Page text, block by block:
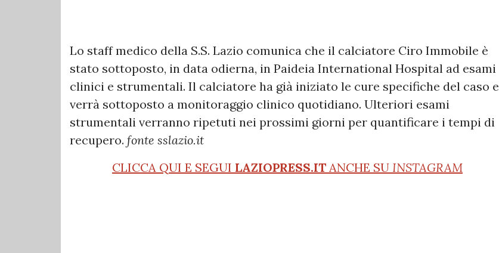
Lo staff medico della S.S. Lazio comunica che il calciatore Ciro Immobile è
stato sottoposto, in data odierna, in Paideia International Hospital ad esami
clinici e strumentali. Il calciatore ha già iniziato le cure specifiche del caso e
verrà sottoposto a monitoraggio clinico quotidiano. Ulteriori esami
strumentali verranno ripetuti nei prossimi giorni per quantificare i tempi di
recupero. fonte sslazio.it
CLICCA QUI E SEGUI LAZIOPRESS.IT ANCHE SU INSTAGRAM